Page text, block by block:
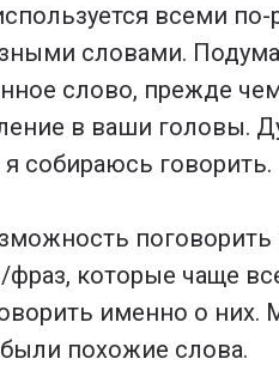
всеми
словами.
слово, прежде
в ваши головы.
собираюсь говорить.
которые чаще
именно о
похожие слова.